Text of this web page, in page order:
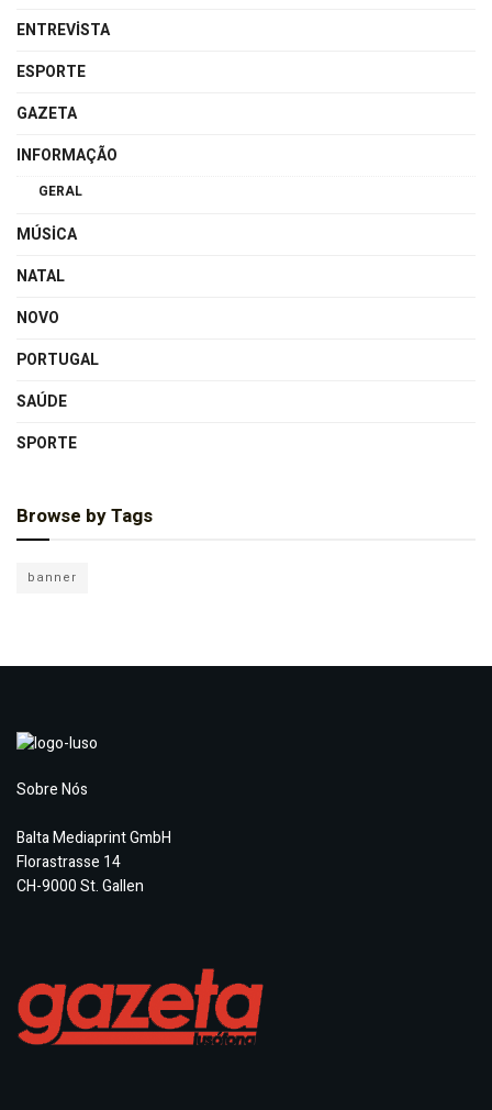
ENTREVISTA
ESPORTE
GAZETA
INFORMAÇÃO
GERAL
MÚSICA
NATAL
NOVO
PORTUGAL
SAÚDE
SPORTE
Browse by Tags
banner
Sobre Nós
Balta Mediaprint GmbH
Florastrasse 14
CH-9000 St. Gallen